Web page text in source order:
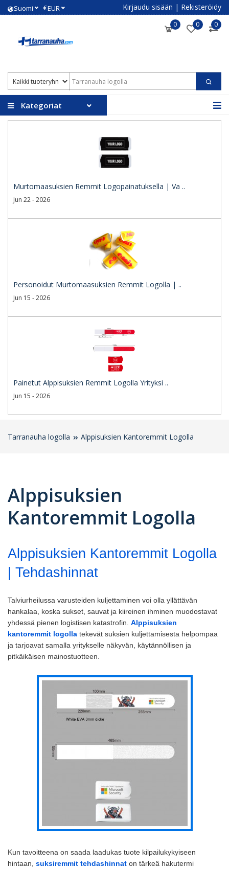
Suomi €EUR Kirjaudu sisään | Rekisteröidy
0 0 0
Kategoriat
Murtomaasuksien Remmit Logopainatuksella | Va ..
Jun 22 - 2026
Personoidut Murtomaasuksien Remmit Logolla | ..
Jun 15 - 2026
Painetut Alppisuksien Remmit Logolla Yrityksi ..
Jun 15 - 2026
Tarranauha logolla Alppisuksien Kantoremmit Logolla
Alppisuksien
Kantoremmit Logolla
Alppisuksien Kantoremmit Logolla
| Tehdashinnat
Talviurheilussa varusteiden kuljettaminen voi olla yllättävän
hankalaa, koska sukset, sauvat ja kiireinen ihminen muodostavat
yhdessä pienen logistisen katastrofin. Alppisuksien
kantoremmit logolla tekevät suksien kuljettamisesta helpompaa
ja tarjoavat samalla yritykselle näkyvän, käytännöllisen ja
pitkäikäisen mainostuotteen.
Kun tavoitteena on saada laadukas tuote kilpailukykyiseen
hintaan, suksiremmit tehdashinnat on tärkeä hakutermi